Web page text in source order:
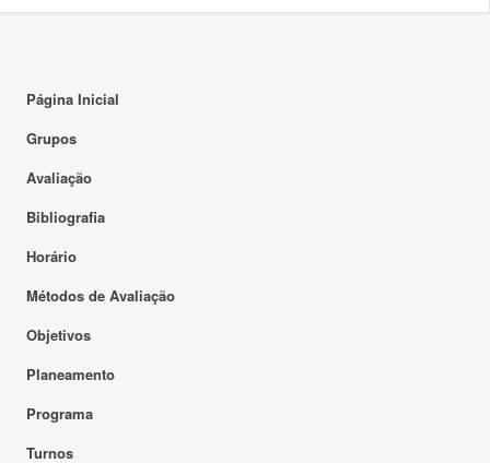
Página Inicial
Grupos
Avaliação
Bibliografia
Horário
Métodos de Avaliação
Objetivos
Planeamento
Programa
Turnos